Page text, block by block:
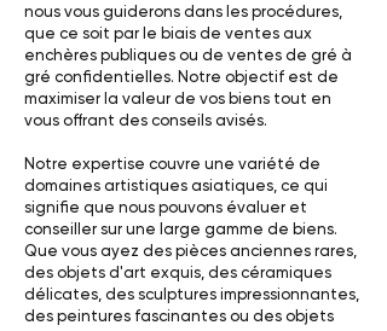
nous vous guiderons dans les procédures,
que ce soit par le biais de ventes aux
enchères publiques ou de ventes de gré à
gré confidentielles. Notre objectif est de
maximiser la valeur de vos biens tout en
vous offrant des conseils avisés.
Notre expertise couvre une variété de
domaines artistiques asiatiques, ce qui
signifie que nous pouvons évaluer et
conseiller sur une large gamme de biens.
Que vous ayez des pièces anciennes rares,
des objets d'art exquis, des céramiques
délicates, des sculptures impressionnantes,
des peintures fascinantes ou des objets